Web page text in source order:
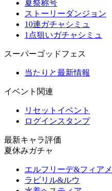
夏祭称号
ストーリーダンジョン
10連ガチャシミュ
1点狙いガチャシミュ
スーパーゴッドフェス
当たりと最新情報
イベント関連
リセットイベント
ログインスタンプ
最新キャラ評価
夏休みガチャ
エルフリーデ&フィア
ラビリル&ルウ